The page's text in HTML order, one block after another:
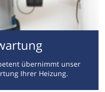
übernimmt unser
Ihrer Heizung.